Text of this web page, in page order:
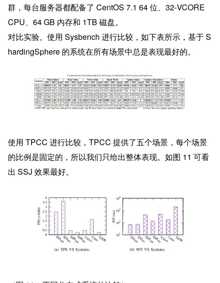
群，每台服务器都配备了 CentOS 7.1 64 位、32-VCORE
CPU、64 GB 内存和 1TB 磁盘。
对比实验。使用 Sysbench 进行比较，如下表所示，基于 S
hardingSphere 的系统在所有场景中总是表现最好的。
使用 TPCC 进行比较，TPCC 提供了五个场景，每个场景
的比例是固定的，所以我们只给出整体表现。如图 11 可看
出 SSJ 效果最好。